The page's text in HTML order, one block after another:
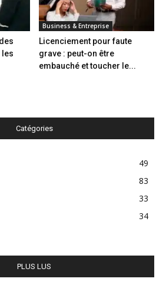
les
Business & Entreprise
Licenciement pour faute
grave : peut-on être
embauché et toucher le...
Catégories
49
83
33
34
PLUS LUS